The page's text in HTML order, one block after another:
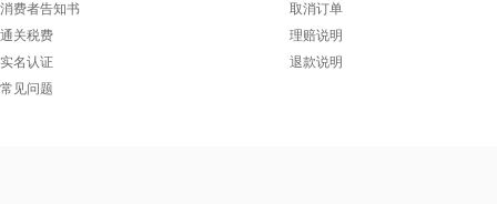
消费者告知书
通关税费
实名认证
常见问题
取消订单
理赔说明
退款说明